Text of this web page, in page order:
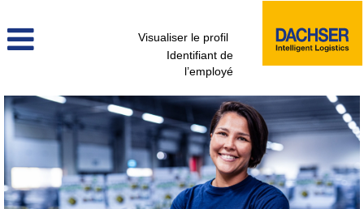
Visualiser le profil
Identifiant de
l’employé
jeunes_diplomes_fr